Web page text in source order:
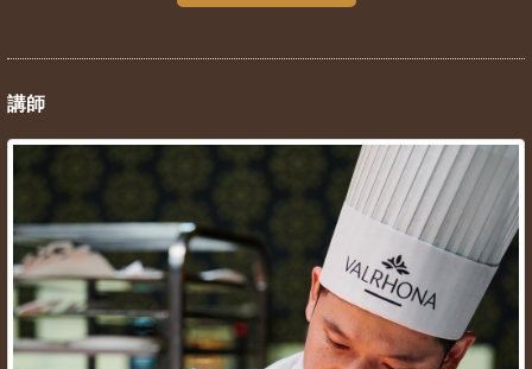
講師